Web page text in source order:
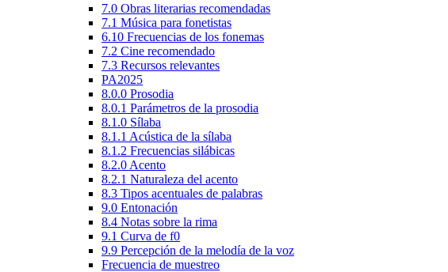
7.0 Obras literarias recomendadas
7.1 Música para fonetistas
6.10 Frecuencias de los fonemas
7.2 Cine recomendado
7.3 Recursos relevantes
PA2025
8.0.0 Prosodia
8.0.1 Parámetros de la prosodia
8.1.0 Sílaba
8.1.1 Acústica de la sílaba
8.1.2 Frecuencias silábicas
8.2.0 Acento
8.2.1 Naturaleza del acento
8.3 Tipos acentuales de palabras
9.0 Entonación
8.4 Notas sobre la rima
9.1 Curva de f0
9.9 Percepción de la melodía de la voz
Frecuencia de muestreo